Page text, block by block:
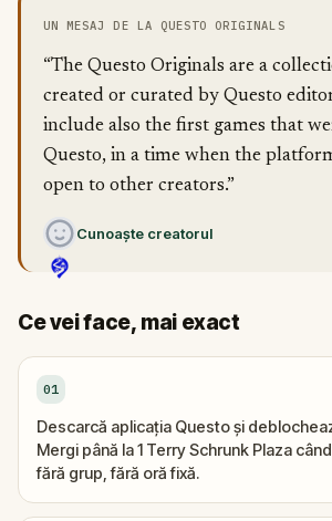
UN MESAJ DE LA QUESTO ORIGINALS
“The Questo Originals are a
created or curated by Questo
include also the first games that
Questo, in a time when the
open to other creators.”
Cunoaște creatorul
Ce vei face, mai exact
01
Descarcă aplicația Questo și
Mergi până la 1 Terry Schrunk Plaza când
fără grup, fără oră fixă.